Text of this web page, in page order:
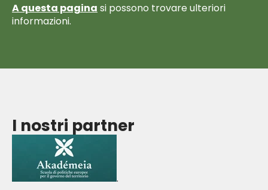
A questa pagina si possono trovare ulteriori
informazioni.
I nostri partner
.